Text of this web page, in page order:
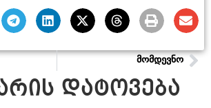
ᲛᲝᲛᲓᲔᲕᲜᲝ
დატოვება